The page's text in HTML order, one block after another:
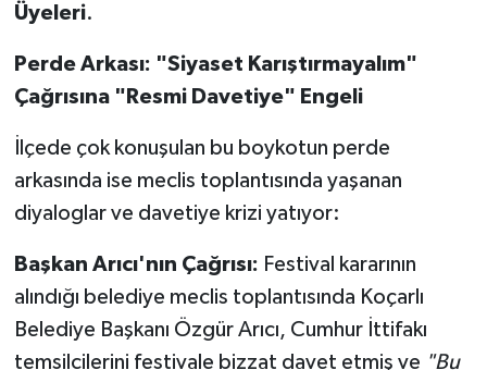
Üyeleri.
Perde Arkası: "Siyaset Karıştırmayalım"
Çağrısına "Resmi Davetiye" Engeli
İlçede çok konuşulan bu boykotun perde
arkasında ise meclis toplantısında yaşanan
diyaloglar ve davetiye krizi yatıyor:
Başkan Arıcı'nın Çağrısı: Festival kararının
alındığı belediye meclis toplantısında Koçarlı
Belediye Başkanı Özgür Arıcı, Cumhur İttifakı
temsilcilerini festivale bizzat davet etmiş ve "Bu